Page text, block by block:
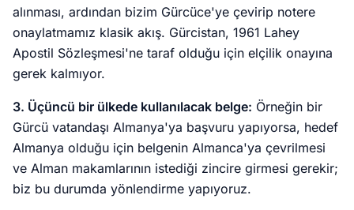
alınması, ardından bizim Gürcüce'ye çevirip notere
onaylatmamız klasik akış. Gürcistan, 1961 Lahey
Apostil Sözleşmesi'ne taraf olduğu için elçilik onayına
gerek kalmıyor.
3. Üçüncü bir ülkede kullanılacak belge: Örneğin bir
Gürcü vatandaşı Almanya'ya başvuru yapıyorsa, hedef
Almanya olduğu için belgenin Almanca'ya çevrilmesi
ve Alman makamlarının istediği zincire girmesi gerekir;
biz bu durumda yönlendirme yapıyoruz.